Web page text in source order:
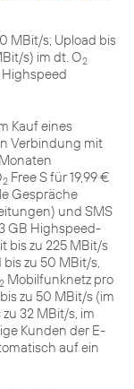
MBit/s; Upload bis
s) im dt. O2
Kauf eines
Verbindung mit
2 Free S für 19,99 €
Gespräche
und SMS
GB Highspeed-
bis zu 225 MBit/s
zu 50 MBit/s,
2 Mobilfunknetz pro
zu 50 MBit/s (im
32 MBit/s, im
Kunden der E-
auf ein